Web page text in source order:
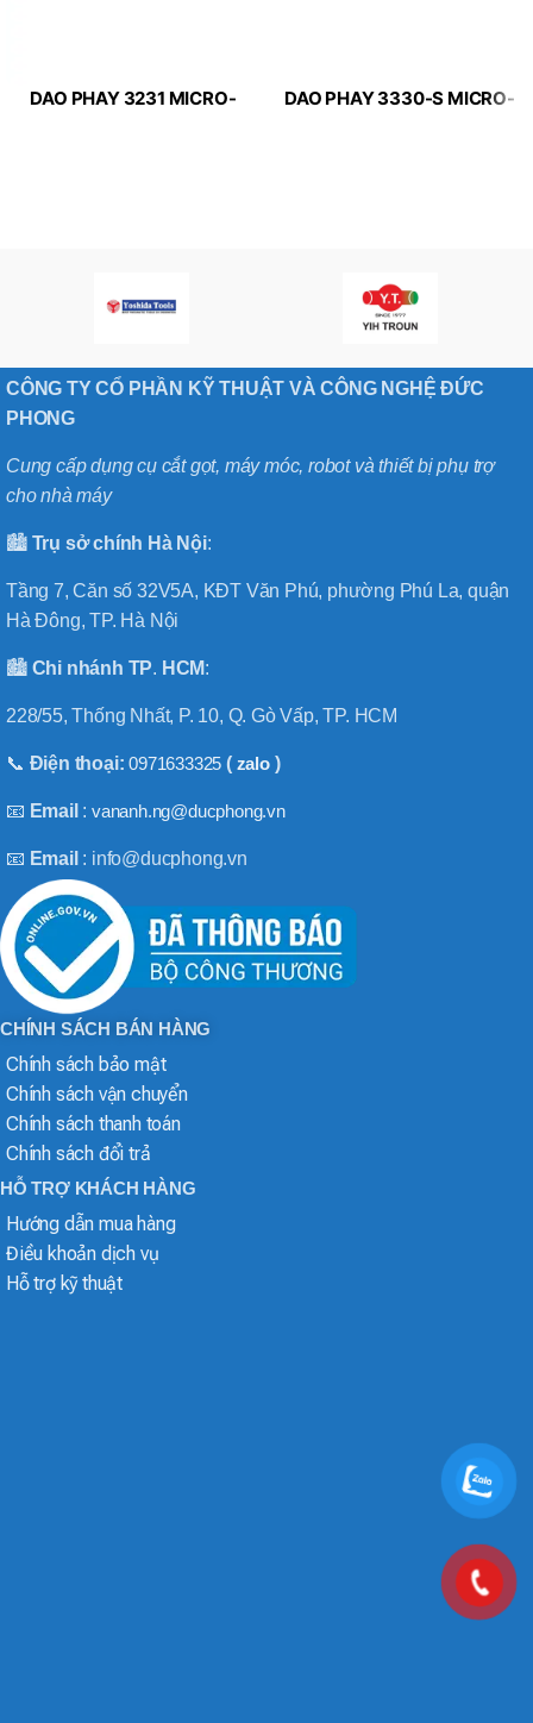
DAO PHAY 3231 MICRO-
DAO PHAY 3330-S MICRO-
CÔNG TY CỔ PHẦN KỸ THUẬT VÀ CÔNG NGHỆ ĐỨC
PHONG
Cung cấp dụng cụ cắt gọt, máy móc, robot và thiết bị phụ trợ
cho nhà máy
🏙️ Trụ sở chính Hà Nội:
Tầng 7, Căn số 32V5A, KĐT Văn Phú, phường Phú La, quận
Hà Đông, TP. Hà Nội
🏙️ Chi nhánh TP. HCM:
228/55, Thống Nhất, P. 10, Q. Gò Vấp, TP. HCM
📞 Điện thoại:0971633325 ( zalo)
📧 Email :vananh.ng@ducphong.vn
📧 Email : info@ducphong.vn
CHÍNH SÁCH BÁN HÀNG
Chính sách bảo mật
Chính sách vận chuyển
Chính sách thanh toán
Chính sách đổi trả
HỖ TRỢ KHÁCH HÀNG
Hướng dẫn mua hàng
Điều khoản dịch vụ
Hỗ trợ kỹ thuật